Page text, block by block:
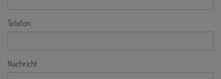
Telefon
Nachricht